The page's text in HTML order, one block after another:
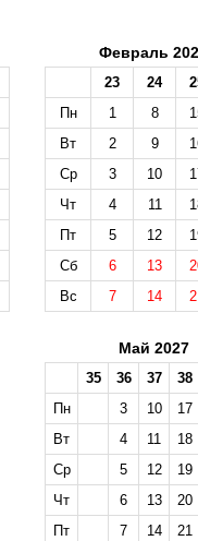
Февраль
23 24
Пн
1 8
Вт
2 9
Ср
3 10
Чт
4 11
Пт
5 12
Сб
6 13
Вс
7 14
Май 2027
35 36 37
38
Пн
3 10
17
Вт
4 11
18
Ср
5 12
19
Чт
6 13
20
Пт
7 14
21